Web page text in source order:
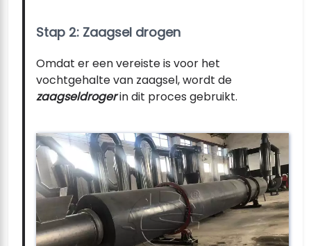
Stap 2: Zaagsel drogen
Omdat er een vereiste is voor het
vochtgehalte van zaagsel, wordt de
zaagseldrogerin dit proces gebruikt.